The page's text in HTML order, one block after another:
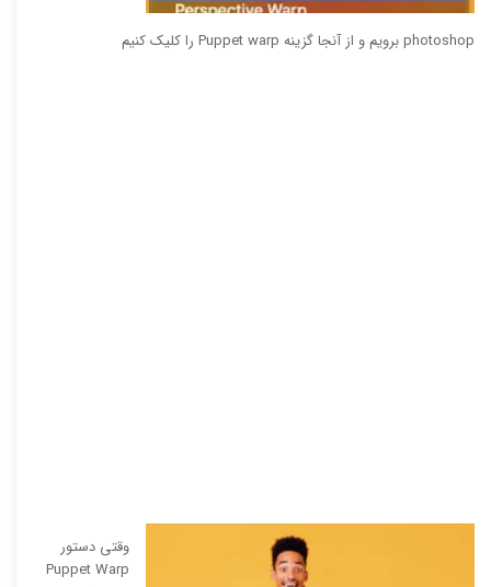
photoshop برویم و از آنجا گزینه Puppet warp را کلیک کنیم
وقتی دستور
Puppet Warp